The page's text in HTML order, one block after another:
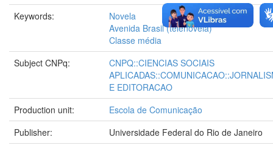
Keywords:
Novela
Avenida Brasil (telenovela)
Classe média
Subject CNPq:
CNPQ::CIENCIAS SOCIAIS
E EDITORACAO
Production unit:
Escola de Comunicação
Publisher:
Universidade Federal do Rio de Janeiro